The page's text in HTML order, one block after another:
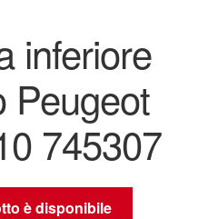
inferiore
Peugeot
745307
è disponibile